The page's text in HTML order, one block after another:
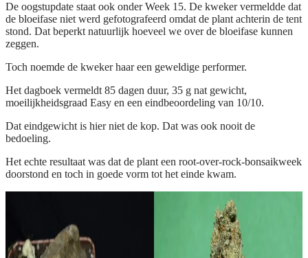
De oogstupdate staat ook onder Week 15. De kweker vermeldde dat
de bloeifase niet werd gefotografeerd omdat de plant achterin de tent
stond. Dat beperkt natuurlijk hoeveel we over de bloeifase kunnen
zeggen.
Toch noemde de kweker haar een geweldige performer.
Het dagboek vermeldt 85 dagen duur, 35 g nat gewicht,
moeilijkheidsgraad Easy en een eindbeoordeling van 10/10.
Dat eindgewicht is hier niet de kop. Dat was ook nooit de
bedoeling.
Het echte resultaat was dat de plant een root-over-rock-bonsaikweek
doorstond en toch in goede vorm tot het einde kwam.